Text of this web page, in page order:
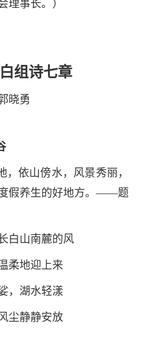
理事长。）
组诗七章
晓勇
，依山傍水，风景秀丽，
假养生的好地方。——题
白山南麓的风
柔地迎上来
，湖水轻漾
尘静静安放